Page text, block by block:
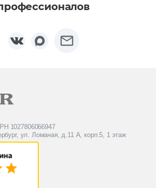
1027806066947
ул. Ломаная, д.11 А, корп.5, 1 этаж